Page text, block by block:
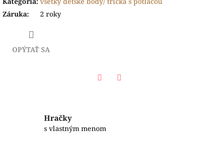
Záruka: 2 roky
OPÝTAŤ SA
Hračky
s vlastným menom